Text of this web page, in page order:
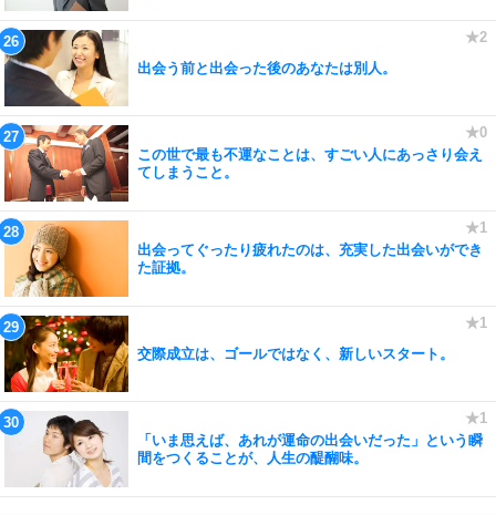
出会う前と出会った後のあなたは別人。
この世で最も不運なことは、すごい人にあっさり会え
てしまうこと。
出会ってぐったり疲れたのは、充実した出会いができ
た証拠。
交際成立は、ゴールではなく、新しいスタート。
「いま思えば、あれが運命の出会いだった」という瞬
間をつくることが、人生の醍醐味。